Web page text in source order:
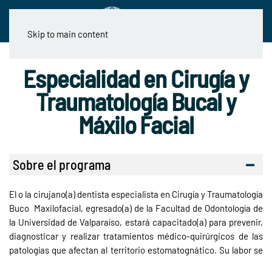
Skip to main content
Especialidad en Cirugía y
Traumatología Bucal y
Máxilo Facial
Sobre el programa
El o la cirujano(a) dentista especialista en Cirugía y Traumatología
Buco Maxilofacial, egresado(a) de la Facultad de Odontología de
la Universidad de Valparaíso, estará capacitado(a) para prevenir,
diagnosticar y realizar tratamientos médico-quirúrgicos de las
patologías que afectan al territorio estomatognático. Su labor se